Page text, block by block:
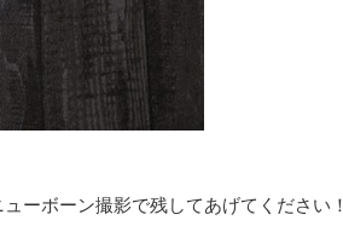
ーボーン撮影で残してあげてください！